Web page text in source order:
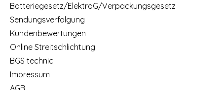
Batteriegesetz/ElektroG/Verpackungsgesetz
Sendungsverfolgung
Kundenbewertungen
Online Streitschlichtung
BGS technic
Impressum
AGB